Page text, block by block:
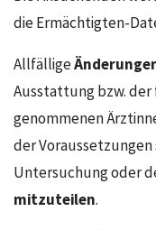
die Ermächtigten-
Allfällige
Ausstattung bzw.
genommenen
der
Untersuchung oder
mitzuteilen.